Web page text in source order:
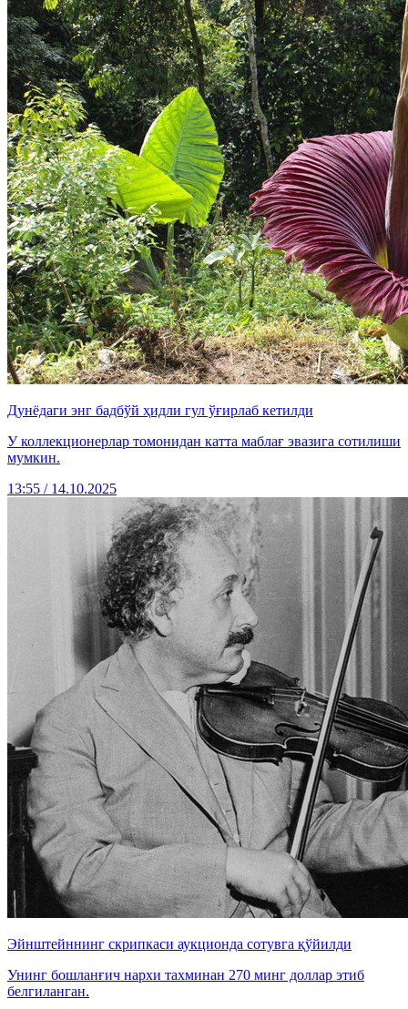
Дунёдаги энг бадбўй ҳидли гул ўғирлаб кетилди
У коллекционерлар томонидан катта маблағ эвазига сотилиши
мумкин.
13:55 / 14.10.2025
Эйнштейннинг скрипкаси аукционда сотувга қўйилди
Унинг бошланғич нархи тахминан 270 минг доллар этиб
белгиланган.